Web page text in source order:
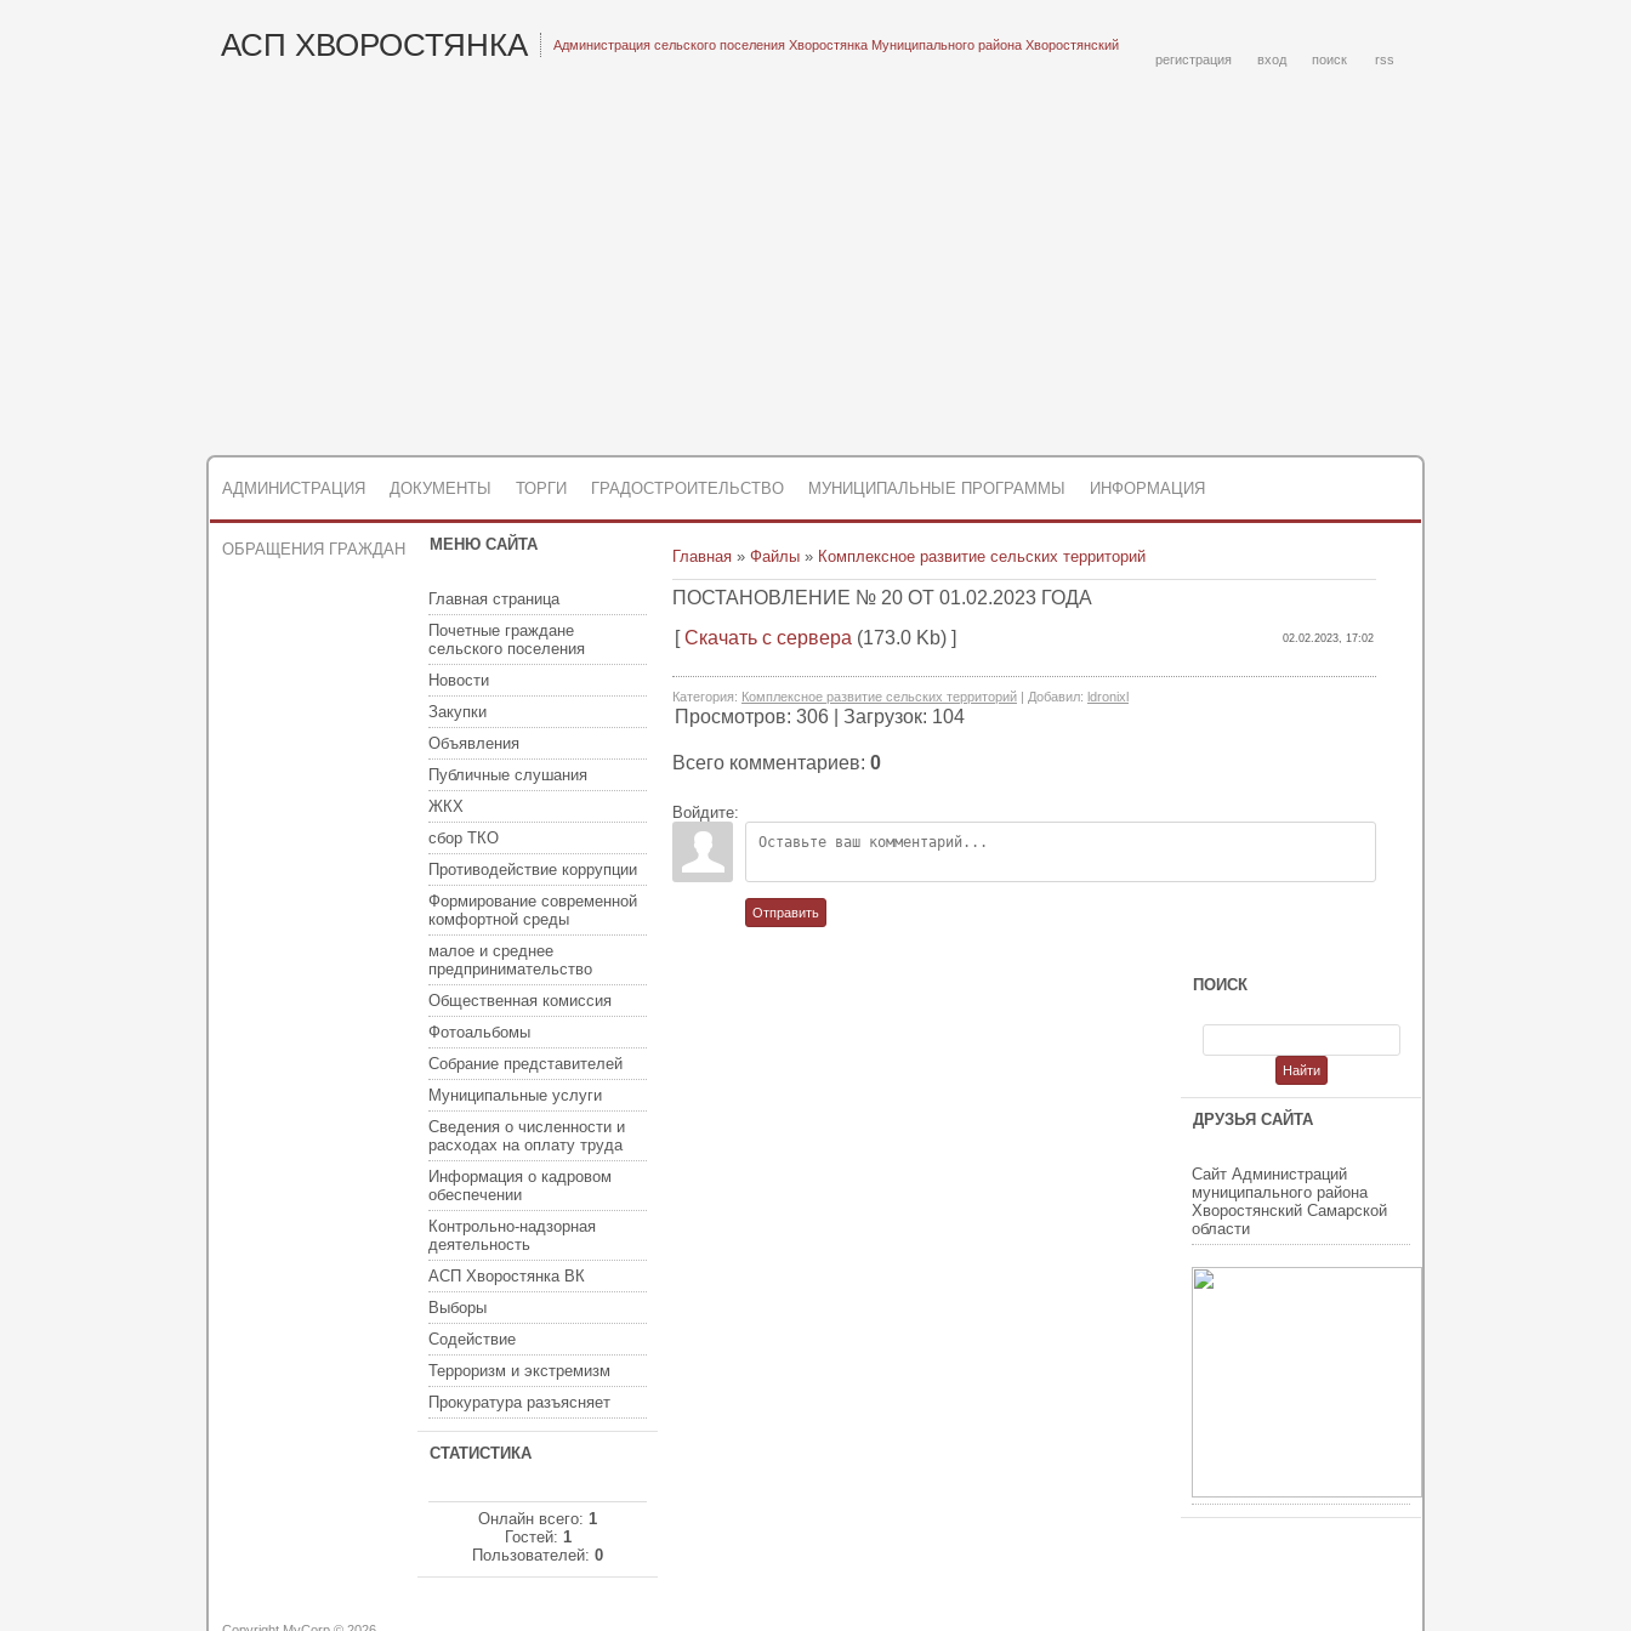
АСП ХВОРОСТЯНКА
Администрация сельского поселения Хворостянка Муниципального района Хворостянский
регистрация
вход поиск rss
АДМИНИСТРАЦИЯ ДОКУМЕНТЫ ТОРГИ ГРАДОСТРОИТЕЛЬСТВО МУНИЦИПАЛЬНЫЕ ПРОГРАММЫ ИНФОРМАЦИЯ
ОБРАЩЕНИЯ ГРАЖДАН МЕНЮ САЙТА
Главная страница
Почетные граждане
сельского поселения
Новости
Закупки
Объявления
Публичные слушания
ЖКХ
сбор ТКО
Противодействие коррупции
Формирование современной
комфортной среды
малое и среднее
предпринимательство
Общественная комиссия
Фотоальбомы
Собрание представителей
Муниципальные услуги
Сведения о численности и
расходах на оплату труда
Информация о кадровом
обеспечении
Контрольно-надзорная
деятельность
АСП Хворостянка ВК
Выборы
Содействие
Терроризм и экстремизм
Прокуратура разъясняет
СТАТИСТИКА
Онлайн всего: 1
Гостей: 1
Пользователей: 0
Главная » Файлы » Комплексное развитие сельских территорий
ПОСТАНОВЛЕНИЕ № 20 ОТ 01.02.2023 ГОДА
[Скачать с сервера (173.0 Kb) ] 02.02.2023, 17:02
Категория: Комплексное развитие сельских территорий | Добавил: ldronixl
Просмотров: 306 Загрузок: 104
Всего комментариев: 0
Войдите:
Отправить
ПОИСК
ДРУЗЬЯ САЙТА
Сайт Администраций
муниципального района
Хворостянский Самарской
области